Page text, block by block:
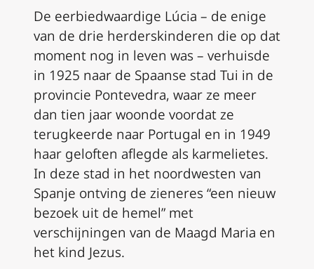
De eerbiedwaardige Lúcia – de enige
van de drie herderskinderen die op dat
moment nog in leven was – verhuisde
in 1925 naar de Spaanse stad Tui in de
provincie Pontevedra, waar ze meer
dan tien jaar woonde voordat ze
terugkeerde naar Portugal en in 1949
haar geloften aflegde als karmelietes.
In deze stad in het noordwesten van
Spanje ontving de zieneres “een nieuw
bezoek uit de hemel” met
verschijningen van de Maagd Maria en
het kind Jezus.